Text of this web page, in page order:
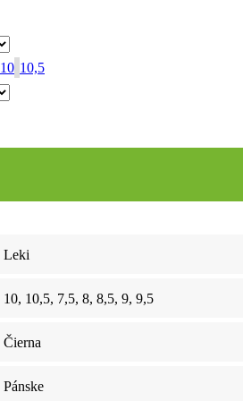
10 10,5
Leki
10, 10,5, 7,5, 8, 8,5, 9, 9,5
Čierna
Pánske